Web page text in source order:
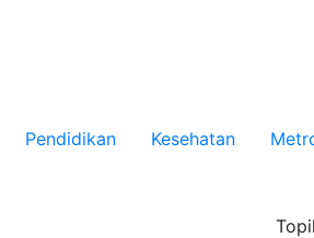
Pendidikan Kesehatan